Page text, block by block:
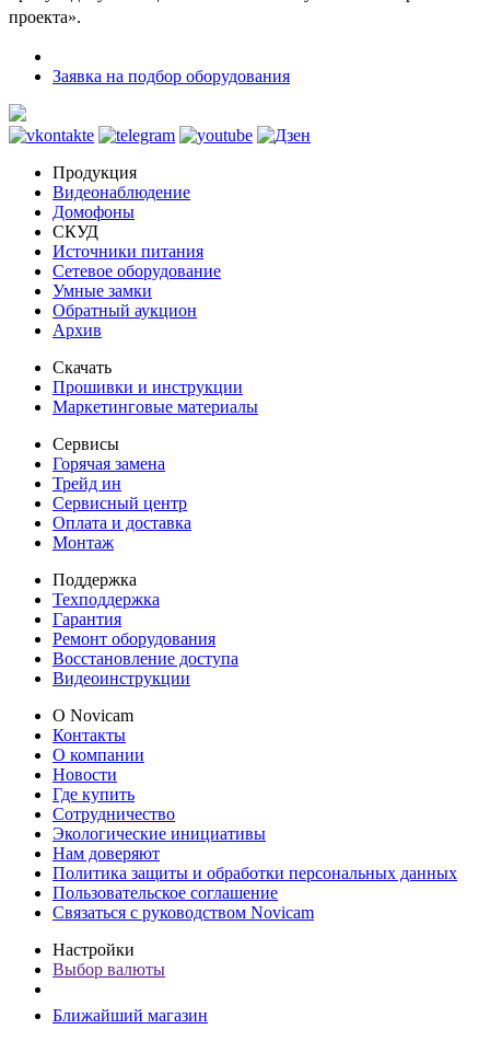
проекта».
Заявка на подбор оборудования
Продукция
Видеонаблюдение
Домофоны
СКУД
Источники питания
Сетевое оборудование
Умные замки
Обратный аукцион
Архив
Скачать
Прошивки и инструкции
Маркетинговые материалы
Сервисы
Горячая замена
Трейд ин
Сервисный центр
Оплата и доставка
Монтаж
Поддержка
Техподдержка
Гарантия
Ремонт оборудования
Восстановление доступа
Видеоинструкции
О Novicam
Контакты
О компании
Новости
Где купить
Сотрудничество
Экологические инициативы
Нам доверяют
Политика защиты и обработки персональных данных
Пользовательское соглашение
Связаться с руководством Novicam
Настройки
Выбор валюты
Ближайший магазин